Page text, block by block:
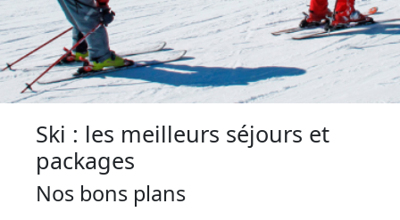
Ski : les meilleurs séjours et
packages
Nos bons plans